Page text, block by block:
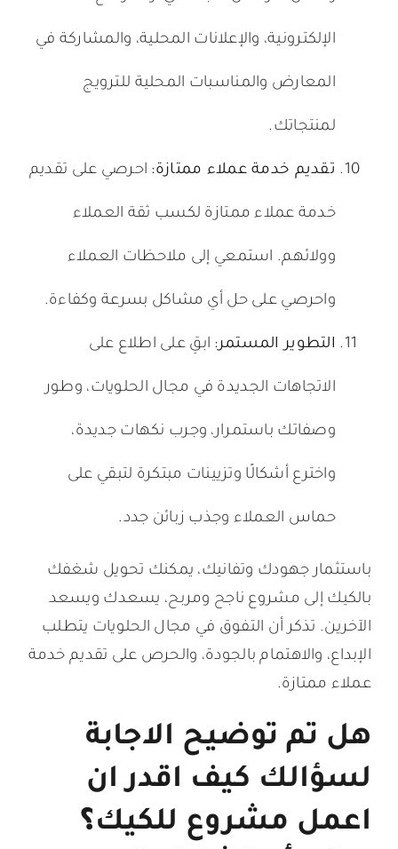
الإلكترونية، والإعلانات المحلية، والمشاركة في
المعارض والمناسبات المحلية للترويج
لمنتجاتك.
تقديم خدمة عملاء ممتازة: احرصي على تقديم
خدمة عملاء ممتازة لكسب ثقة العملاء
وولائهم. استمعي إلى ملاحظات العملاء
واحرصي على حل أي مشاكل بسرعة وكفاءة.
التطوير المستمر: ابقِ على اطلاع على
الاتجاهات الجديدة في مجال الحلويات، وطور
وصفاتك باستمرار، وجرب نكهات جديدة،
واخترع أشكالًا وتزيينات مبتكرة لتبقي على
حماس العملاء وجذب زبائن جدد.
باستثمار جهودك وتفانيك، يمكنك تحويل شغفك
بالكيك إلى مشروع ناجح ومربح، يسعدك ويسعد
الآخرين. تذكر أن التفوق في مجال الحلويات يتطلب
الإبداع، والاهتمام بالجودة، والحرص على تقديم خدمة
عملاء ممتازة.
هل تم توضيح الاجابة
لسؤالك كيف اقدر ان
اعمل مشروع للكيك؟